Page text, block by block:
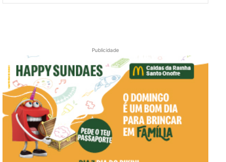
Publicidade